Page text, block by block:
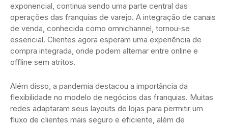
exponencial, continua sendo uma parte central das
operações das franquias de varejo. A integração de canais
de venda, conhecida como omnichannel, tornou-se
essencial. Clientes agora esperam uma experiência de
compra integrada, onde podem alternar entre online e
offline sem atritos.
Além disso, a pandemia destacou a importância da
flexibilidade no modelo de negócios das franquias. Muitas
redes adaptaram seus layouts de lojas para permitir um
fluxo de clientes mais seguro e eficiente, além de